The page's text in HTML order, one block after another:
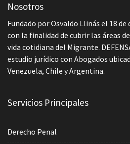
Nosotros
Fundado por Osvaldo Llinás el 18 de
con la finalidad de cubrir las áreas
vida cotidiana del Migrante.
estudio jurídico con Abogados
Venezuela, Chile y Argentina.
Servicios Principales
Derecho Penal